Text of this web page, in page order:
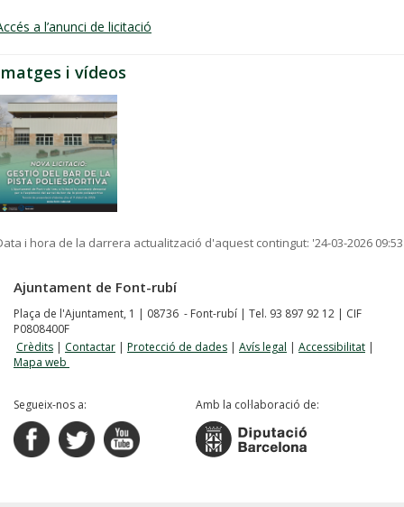
a l’anunci de licitació
i vídeos
i hora de la darrera actualització d'aquest contingut: '24-03-2026 09:53
Ajuntament de Font-rubí
Plaça de l'Ajuntament, 1 | 08736 - Font-rubí | Tel. 93 897 92 12 | CIF
P0808400F
Crèdits | Contactar | Protecció de dades | Avís legal | Accessibilitat |
Mapa web
Segueix-nos a: Amb la col·laboració de: